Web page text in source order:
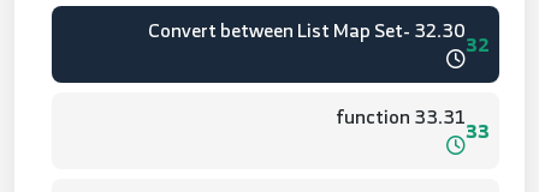
32
32.30 -Convert between List Map Set
33
33.31 function